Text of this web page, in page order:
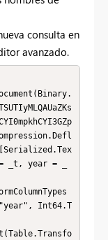
consulta en
avanzado.
year = _
Int64.T